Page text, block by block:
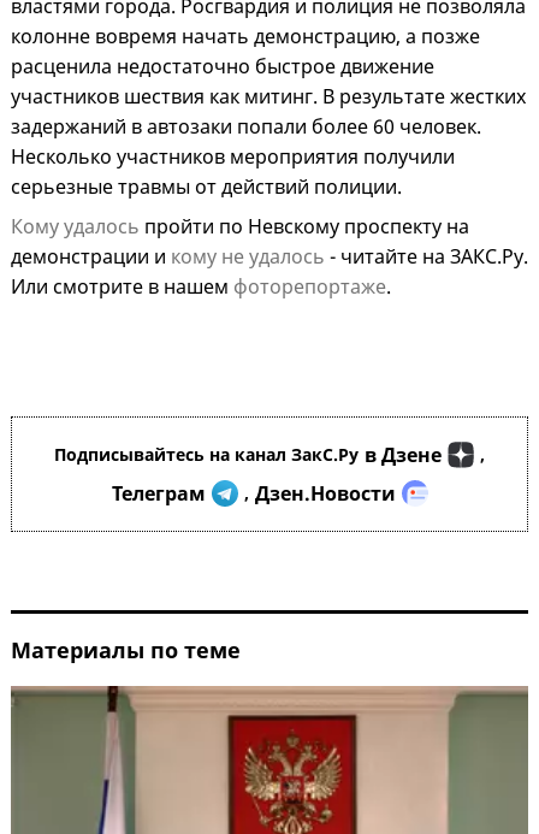
властями города. Росгвардия и полиция не позволяла
колонне вовремя начать демонстрацию, а позже
расценила недостаточно быстрое движение
участников шествия как митинг. В результате жестких
задержаний в автозаки попали более 60 человек.
Несколько участников мероприятия получили
серьезные травмы от действий полиции.
Кому удалось пройти по Невскому проспекту на
демонстрации и кому не удалось - читайте на ЗАКС.Ру.
Или смотрите в нашем фоторепортаже.
Подписывайтесь на канал ЗакС.Ру в Дзене ,
Телеграм , Дзен.Новости
Материалы по теме